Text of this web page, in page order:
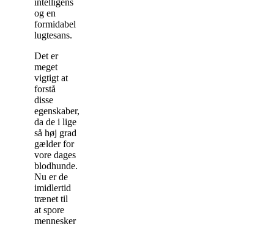
intelligens
og en
formidabel
lugtesans.
Det er
meget
vigtigt at
forstå
disse
egenskaber,
da de i lige
så høj grad
gælder for
vore dages
blodhunde.
Nu er de
imidlertid
trænet til
at spore
mennesker